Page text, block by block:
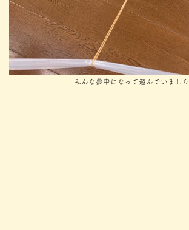
みんな夢中になって遊んでいました